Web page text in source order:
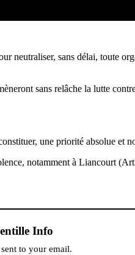
neutraliser, sans délai, toute
sans relâche la lutte
une priorité absolue et
notamment à Liancourt
Info
to your email.